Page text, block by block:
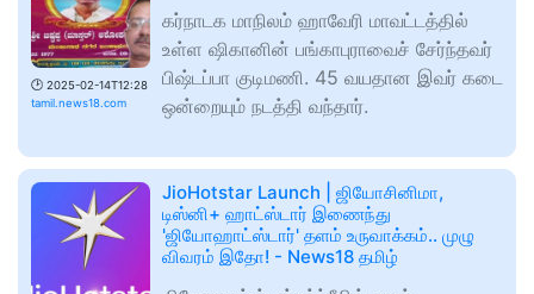
🕑 2025-02-14T12:28
tamil.news18.com
கர்நாடக மாநிலம் ஹாவேரி மாவட்டத்தில்
உள்ள ஷிகானின் பங்காபுராவைச் சேர்ந்தவர்
பிஷ்டப்பா குடிமணி. 45 வயதான இவர் கடை
ஒன்றையும் நடத்தி வந்தார்.
JioHotstar Launch | ஜியோசினிமா,
டிஸ்னி+ ஹாட்ஸ்டார் இணைந்து
'ஜியோஹாட்ஸ்டார்' தளம் உருவாக்கம்.. முழு
விவரம் இதோ! - News18 தமிழ்